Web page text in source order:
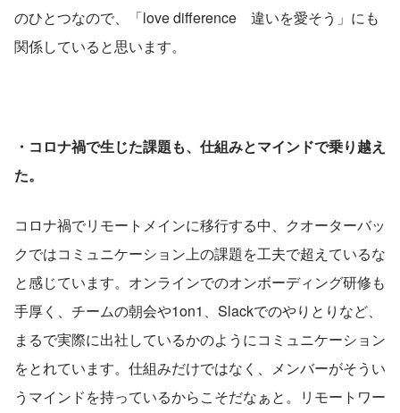
のひとつなので、「love difference　違いを愛そう」にも
関係していると思います。
・コロナ禍で生じた課題も、仕組みとマインドで乗り越え
た。
コロナ禍でリモートメインに移行する中、クオーターバッ
クではコミュニケーション上の課題を工夫で超えているな
と感じています。オンラインでのオンボーディング研修も
手厚く、チームの朝会や1on1、Slackでのやりとりなど、
まるで実際に出社しているかのようにコミュニケーション
をとれています。仕組みだけではなく、メンバーがそうい
うマインドを持っているからこそだなぁと。リモートワー